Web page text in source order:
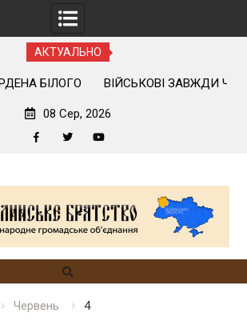
АКТУАЛЬНО
ЗАВЖДИ ЧЕКАЮТЬ НАШОГО ПРИЇЗДУ
08 Сер, 2026
Червень 4